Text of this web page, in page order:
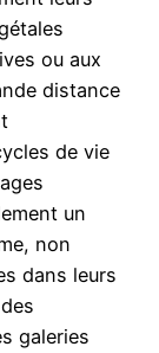
ou aux
distance
de vie
un
non
dans leurs
galeries